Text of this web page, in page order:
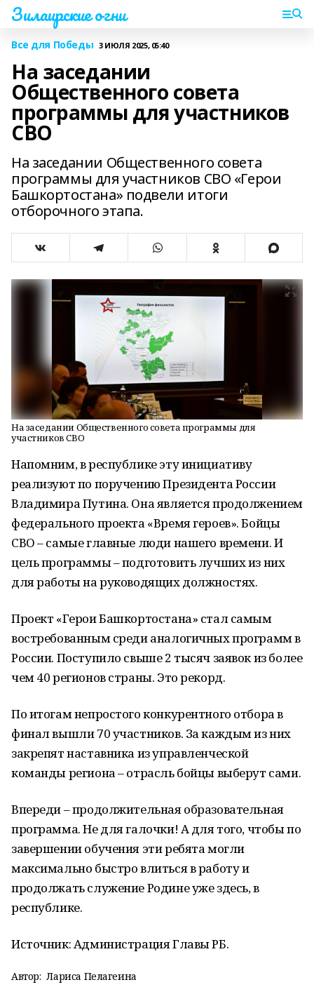
Зилаирские огни
Все для Победы 3 ИЮЛЯ 2025, 05:40
На заседании
Общественного совета
программы для участников
СВО
На заседании Общественного совета
программы для участников СВО «Герои
Башкортостана» подвели итоги
отборочного этапа.
На заседании Общественного совета программы для
участников СВО
Напомним, в республике эту инициативу
реализуют по поручению Президента России
Владимира Путина. Она является продолжением
федерального проекта «Время героев». Бойцы
СВО – самые главные люди нашего времени. И
цель программы – подготовить лучших из них
для работы на руководящих должностях.
Проект «Герои Башкортостана» стал самым
востребованным среди аналогичных программ в
России. Поступило свыше 2 тысяч заявок из более
чем 40 регионов страны. Это рекорд.
По итогам непростого конкурентного отбора в
финал вышли 70 участников. За каждым из них
закрепят наставника из управленческой
команды региона – отрасль бойцы выберут сами.
Впереди – продолжительная образовательная
программа. Не для галочки! А для того, чтобы по
завершении обучения эти ребята могли
максимально быстро влиться в работу и
продолжать служение Родине уже здесь, в
республике.
Источник: Администрация Главы РБ.
Автор: Лариса Пелагеина